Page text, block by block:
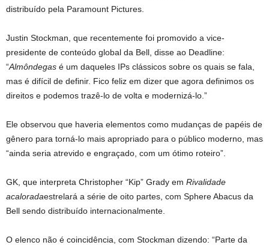
distribuído pela Paramount Pictures.
Justin Stockman, que recentemente foi promovido a vice-
presidente de conteúdo global da Bell, disse ao Deadline:
“Almôndegas é um daqueles IPs clássicos sobre os quais se fala,
mas é difícil de definir. Fico feliz em dizer que agora definimos os
direitos e podemos trazê-lo de volta e modernizá-lo.”
Ele observou que haveria elementos como mudanças de papéis de
gênero para torná-lo mais apropriado para o público moderno, mas
“ainda seria atrevido e engraçado, com um ótimo roteiro”.
GK, que interpreta Christopher “Kip” Grady em Rivalidade
acaloradaestrelará a série de oito partes, com Sphere Abacus da
Bell sendo distribuído internacionalmente.
O elenco não é coincidência, com Stockman dizendo: “Parte da